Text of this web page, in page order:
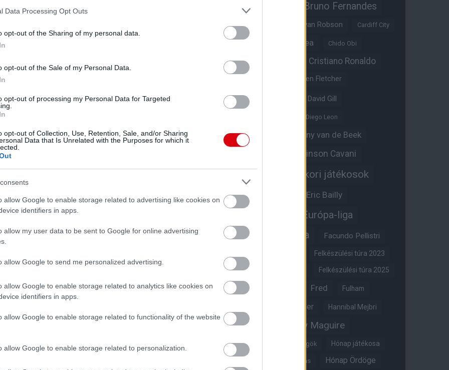
Data Processing Opt Outs
opt-out of the Sharing of my personal data.
opt-out of the Sale of my Personal Data.
opt-out of processing my Personal Data for Targeted
opt-out of Collection, Use, Retention, Sale, and/or Sharing
Data that Is Unrelated with the Purposes for which it
allow Google to enable storage related to advertising like cookies on
identifiers in apps.
allow my user data to be sent to Google for online advertising
allow Google to send me personalized advertising.
allow Google to enable storage related to analytics like cookies on
identifiers in apps.
allow Google to enable storage related to functionality of the website
allow Google to enable storage related to personalization.
kerülnek hatalmas kapcsolatokba és néha a siker,
elérj dolgokat, a vágyra, hogy minden egyes nap
szükséged van gyakorlásra, fegyelemre."
United, nem mehetsz minden héten ide-
héten készen kell állnod!"
on is!
és
működését!
Brandon Williams Bruno Fernandes
Bryan Mbeumo Bryan Robson Cardiff City
Casemiro Chelsea Chido Obi
Christian Eriksen Cristiano Ronaldo
Darren Fletcher
David De Gea David Gill
Diego Leon
Diogo Dalot
Donny van de Beek
Edinson Cavani
Egykori játékosok
Érdekességek Eric Bailly
Európa-liga
Everton FA-kupa Facundo Pellistri
Felkészülési túra 2023
Felkészülési túra 2024 Felkészülési túra 2025
Felkészülési túra 2026 Fred Fulham
Glazer Hannibal Mejbri
Harry Amass Harry Maguire
Híres magyar Vörös Ördögök Hónap játékosa
Hónap legjobbja szavazás Hónap Ördöge